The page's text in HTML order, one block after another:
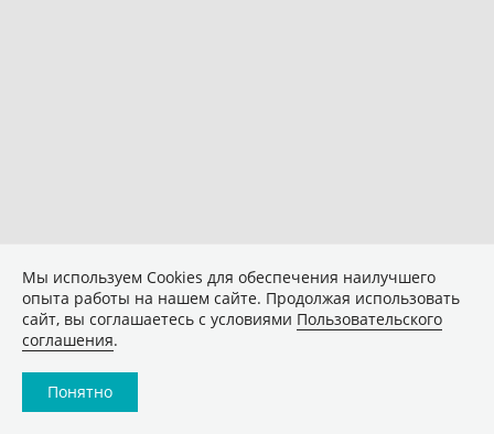
Мы используем Сookies для обеспечения наилучшего
опыта работы на нашем сайте. Продолжая использовать
сайт, вы соглашаетесь с условиями Пользовательского
соглашения.
Понятно